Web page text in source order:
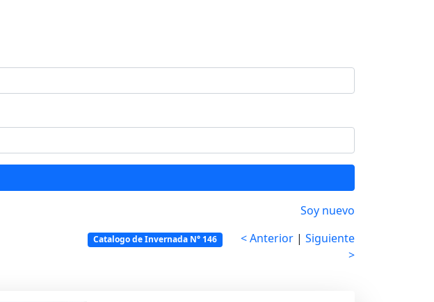
Soy nuevo
Catalogo de Invernada N° 146 < Anterior | Siguiente
>